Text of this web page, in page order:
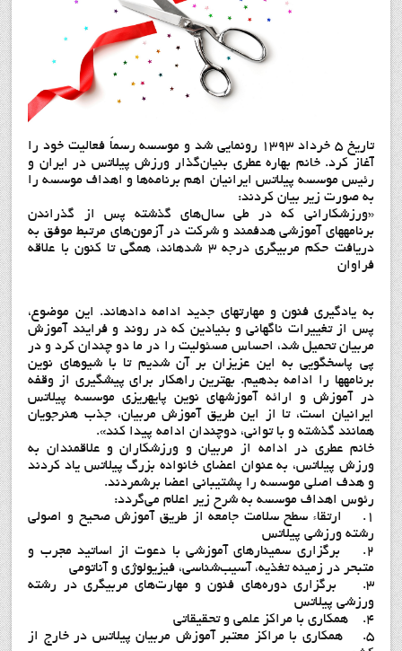
تاريخ 5 خرداد 1393 رونمایی شد و موسسه رسماً فعالیت خود را
آغاز کرد. خانم بهاره عطري بنيان‌گذار ورزش پيلاتس در ايران و
رئيس موسسه پيلاتس ايرانيان اهم برنامه‌ها و اهداف موسسه را
به صورت زیر بیان کردند:
«ورزشکاراني که در طي سال‌هاي گذشته پس از گذراندن
برنامههاي آموزشي هدفمند و شرکت در آزمون‌هاي مرتبط موفق به
دريافت حکم مربيگري درجه 3 شدهاند، همگي تا کنون با علاقه
فراوان
به يادگيري فنون و مهارتهاي جديد ادامه دادهاند. اين موضوع،
پس از تغييرات ناگهاني و بنيادين که در روند و فرايند آموزش
مربيان تحميل شد، احساس مسئوليت را در ما دو چندان کرد و در
پي پاسخگويي به اين عزيزان بر آن شديم تا با شيوهاي نوين
برنامهها را ادامه بدهيم. بهترين راهکار براي پيشگيري از وقفه
در آموزش و ارائه آموزشهاي نوين پايهريزي موسسه پيلاتس
ايرانيان است، تا از اين طريق آموزش مربيان، جذب هنرجويان
همانند گذشته و با تواني، دوچندان ادامه پيدا کند».
خانم عطری در ادامه از مربیان و ورزشکاران و علاقمندان به
ورزش پیلاتس، به عنوان اعضای خانواده بزرگ پیلاتس یاد کردند
و هدف اصلی موسسه را پشتیبانی اعضا برشمردند.
رئوس اهداف موسسه به شرح زیر اعلام می‌گردد:
1. ارتقاء سطح سلامت جامعه از طريق آموزش صحيح و اصولي
رشته ورزشي پيلاتس
2. برگزاری سمینارهای آموزشی با دعوت از اساتید مجرب و
متبحر در زمینه تغذیه، آسیب‌شناسی، فیزیولوژی و آناتومی
3. برگزاری دوره‌های فنون و مهارت‌های مربیگری در رشته
ورزشی پیلاتس
4. همکاری با مراکز علمی و تحقیقاتی
5. همکاری با مراکز معتبر آموزش مربیان پیلاتس در خارج از